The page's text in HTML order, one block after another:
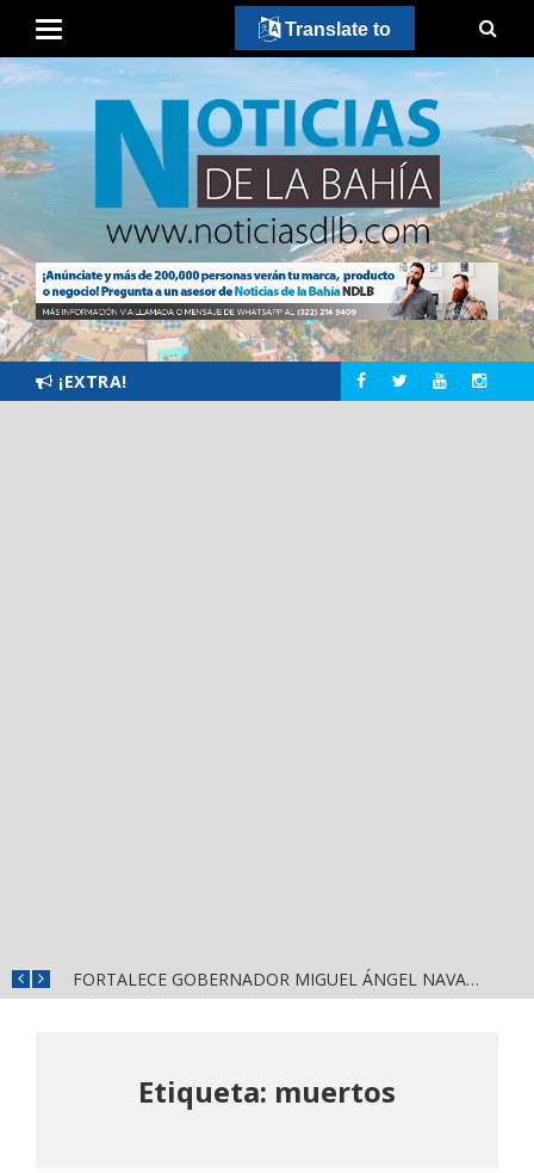
¡EXTRA!
ALERTA DIF NAYARIT SOBRE ESCLAVITUD MODERNA Y FALSAS OFERTAS DE TRABAJO
Etiqueta: muertos
Translate to